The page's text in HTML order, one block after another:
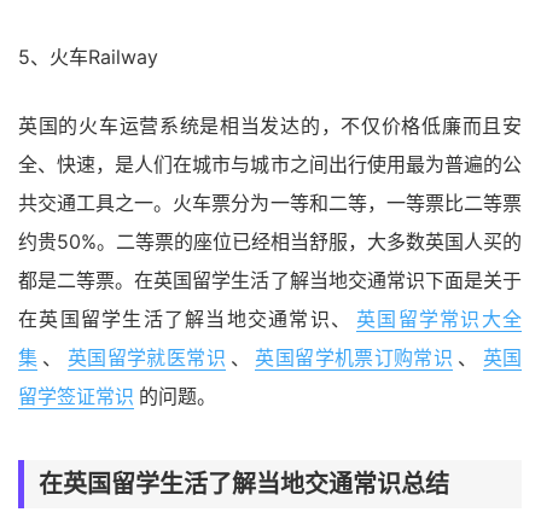
5、火车Railway
英国的火车运营系统是相当发达的，不仅价格低廉而且安
全、快速，是人们在城市与城市之间出行使用最为普遍的公
共交通工具之一。火车票分为一等和二等，一等票比二等票
约贵50%。二等票的座位已经相当舒服，大多数英国人买的
都是二等票。在英国留学生活了解当地交通常识下面是关于
在英国留学生活了解当地交通常识、
英国留学常识大全
集 、 英国留学就医常识 、 英国留学机票订购常识 、
英国
留学签证常识 的问题。
在英国留学生活了解当地交通常识总结